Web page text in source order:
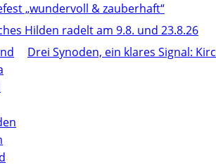
„wundervoll & zauberhaft“
Hilden radelt am 9.8. und 23.8.26
Drei Synoden, ein klares Signal: